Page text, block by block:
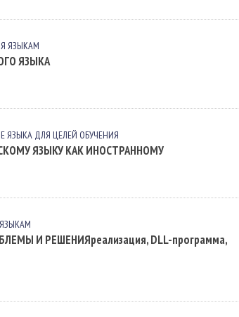
ЯЗЫКАМ
ЯЗЫКА
ЯЗЫКА ДЛЯ ЦЕЛЕЙ ОБУЧЕНИЯ
ЯЗЫКУ КАК ИНОСТРАННОМУ
И РЕШЕНИЯреализация, DLL-программа,